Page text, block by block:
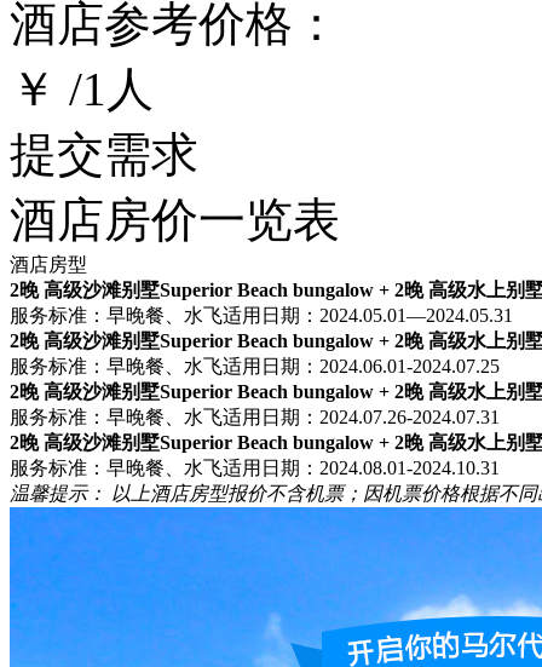
酒店参考价格：
￥ /1 人
提交需求
酒店房价一览表
酒店房型
2晚 高级沙滩别墅Superior Beach bungalow + 2晚 高级水上别
服务标准：早晚餐、水飞适用日期：2024.05.01—2024.05.31
2晚 高级沙滩别墅Superior Beach bungalow + 2晚 高级水上别
服务标准：早晚餐、水飞适用日期：2024.06.01-2024.07.25
2晚 高级沙滩别墅Superior Beach bungalow + 2晚 高级水上别
服务标准：早晚餐、水飞适用日期：2024.07.26-2024.07.31
2晚 高级沙滩别墅Superior Beach bungalow + 2晚 高级水上别
服务标准：早晚餐、水飞适用日期：2024.08.01-2024.10.31
温馨提示：
以上酒店房型报价不含机票；因机票价格根据不